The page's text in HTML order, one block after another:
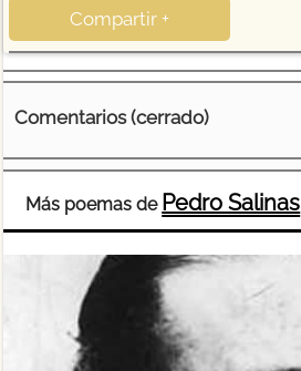
Compartir +
Comentarios (cerrado)
Más poemas de Pedro Salinas